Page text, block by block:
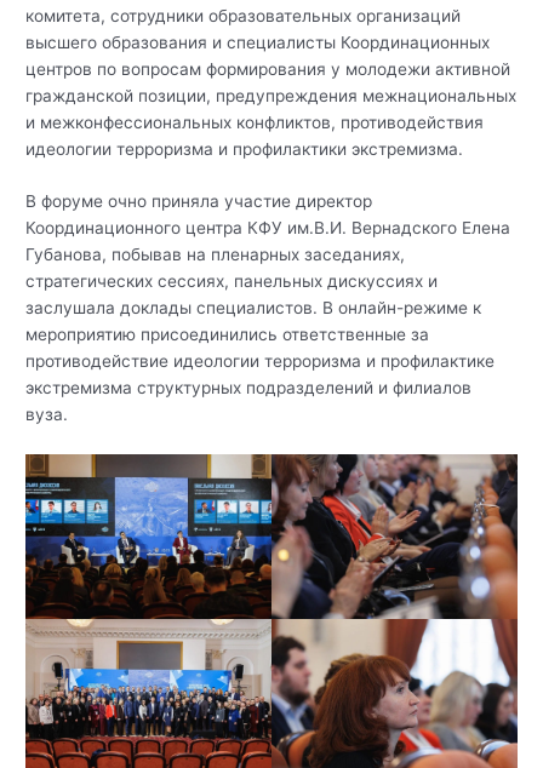
комитета, сотрудники образовательных организаций
высшего образования и специалисты Координационных
центров по вопросам формирования у молодежи активной
гражданской позиции, предупреждения межнациональных
и межконфессиональных конфликтов, противодействия
идеологии терроризма и профилактики экстремизма.
В форуме очно приняла участие директор
Координационного центра КФУ им.В.И. Вернадского Елена
Губанова, побывав на пленарных заседаниях,
стратегических сессиях, панельных дискуссиях и
заслушала доклады специалистов. В онлайн-режиме к
мероприятию присоединились ответственные за
противодействие идеологии терроризма и профилактике
экстремизма структурных подразделений и филиалов
вуза.